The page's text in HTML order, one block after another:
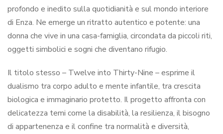
profondo e inedito sulla quotidianità e sul mondo interiore
di Enza. Ne emerge un ritratto autentico e potente: una
donna che vive in una casa-famiglia, circondata da piccoli riti,
oggetti simbolici e sogni che diventano rifugio.
Il titolo stesso – Twelve into Thirty-Nine – esprime il
dualismo tra corpo adulto e mente infantile, tra crescita
biologica e immaginario protetto. Il progetto affronta con
delicatezza temi come la disabilità, la resilienza, il bisogno
di appartenenza e il confine tra normalità e diversità,